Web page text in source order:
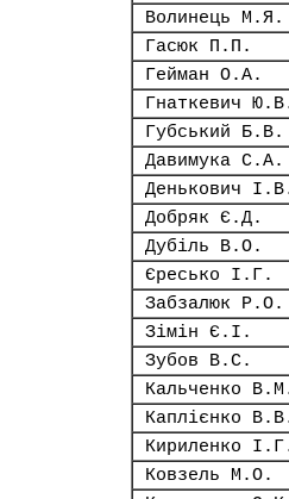
Волинець М.Я.
Гасюк П.П.
Гейман О.А.
Гнаткевич
Губський Б.В.
Давимука С.А.
Денькович
Добряк Є.Д.
Дубіль В.О.
Єресько І.Г.
Забзалюк Р.О.
Зімін Є.І.
Зубов В.С.
Кальченко
Каплієнко
Кириленко
Ковзель М.О.